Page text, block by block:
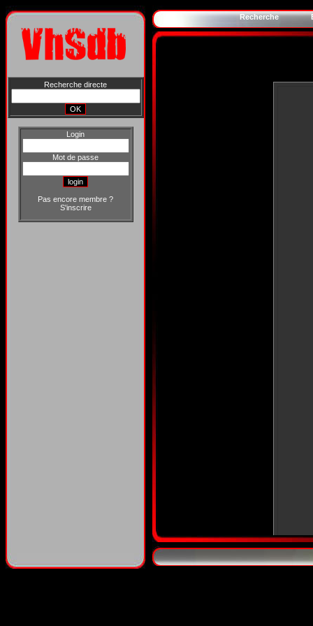
Recherche directe
Login
Mot de passe
Pas encore membre ?
S'inscrire
Recherche